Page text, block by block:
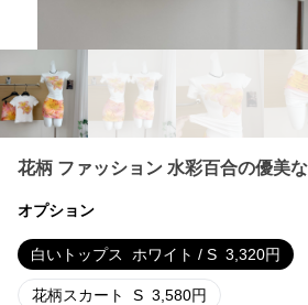
花柄 ファッション 水彩百合の優美
オプション
白いトップス ホワイト / S 3,320円
花柄スカート S 3,580円